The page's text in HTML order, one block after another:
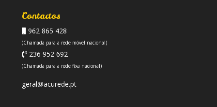
Contactos
962 865 428
(Chamada para a rede móvel nacional)
236 952 692
(Chamada para a rede fixa nacional)
geral@acurede.pt